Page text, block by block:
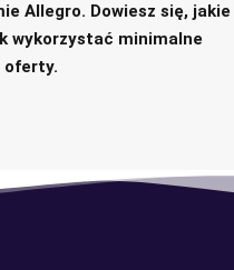
Allegro. Dowiesz się, jakie
wykorzystać minimalne
oferty.